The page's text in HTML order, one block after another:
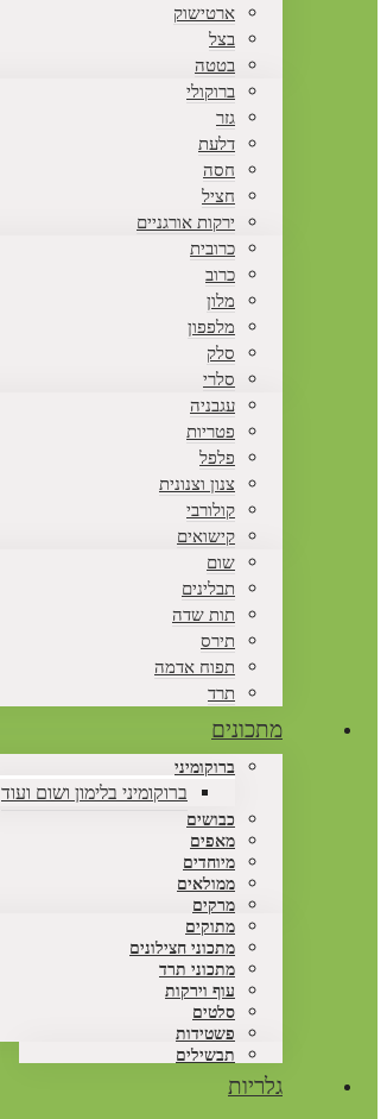
ארטישוק
בצל
בטטה
ברוקולי
גזר
דלעת
חסה
חציל
ירקות אורגניים
כרובית
כרוב
מלון
מלפפון
סלק
סלרי
עגבניה
פטריות
פלפל
צנון וצנונית
קולורבי
קישואים
שום
תבלינים
תות שדה
תירס
תפוח אדמה
תרד
מתכונים
ברוקומיני
ברוקומיני בלימון ושום ועוד
כבושים
מאפים
מיוחדים
ממולאים
מרקים
מתוקים
מתכוני חצילונים
מתכוני תרד
עוף וירקות
סלטים
פשטידות
תבשילים
גלריות